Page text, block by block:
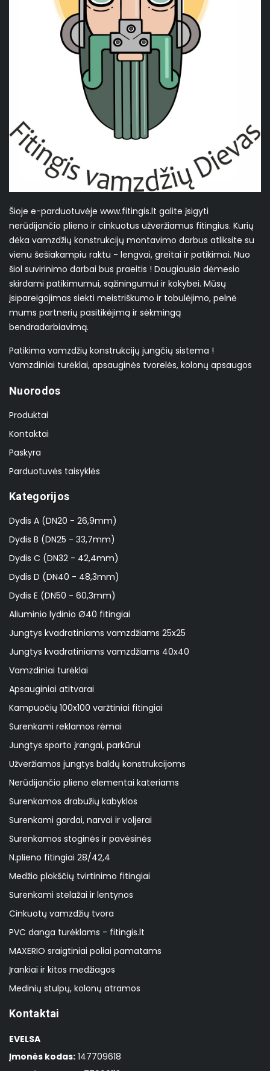
Šioje e-parduotuvėje www.fitingis.lt galite įsigyti
nerūdijančio plieno ir cinkuotus užveržiamus fitingius. Kurių
dėka vamzdžių konstrukcijų montavimo darbus atliksite su
vienu šešiakampiu raktu - lengvai, greitai ir patikimai. Nuo
šiol suvirinimo darbai bus praeitis ! Daugiausia dėmesio
skirdami patikimumui, sąžiningumui ir kokybei. Mūsų
įsipareigojimas siekti meistriškumo ir tobulėjimo, pelnė
mums partnerių pasitikėjimą ir sėkmingą
bendradarbiavimą.
Patikima vamzdžių konstrukcijų jungčių sistema !
Vamzdiniai turėklai, apsauginės tvorelės, kolonų apsaugos
Nuorodos
Produktai
Kontaktai
Paskyra
Parduotuvės taisyklės
Kategorijos
Dydis A (DN20 - 26,9mm)
Dydis B (DN25 - 33,7mm)
Dydis C (DN32 - 42,4mm)
Dydis D (DN40 - 48,3mm)
Dydis E (DN50 - 60,3mm)
Aliuminio lydinio Ø40 fitingiai
Jungtys kvadratiniams vamzdžiams 25x25
Jungtys kvadratiniams vamzdžiams 40x40
Vamzdiniai turėklai
Apsauginiai atitvarai
Kampuočių 100x100 varžtiniai fitingiai
Surenkami reklamos rėmai
Jungtys sporto įrangai, parkūrui
Užveržiamos jungtys baldų konstrukcijoms
Nerūdijančio plieno elementai kateriams
Surenkamos drabužių kabyklos
Surenkami gardai, narvai ir voljerai
Surenkamos stoginės ir pavėsinės
N.plieno fitingiai 28/42,4
Medžio plokščių tvirtinimo fitingiai
Surenkami stelažai ir lentynos
Cinkuotų vamzdžių tvora
PVC danga turėklams - fitingis.lt
MAXERIO sraigtiniai poliai pamatams
Įrankiai ir kitos medžiagos
Medinių stulpų, kolonų atramos
Kontaktai
EVELSA
Įmonės kodas: 147709618